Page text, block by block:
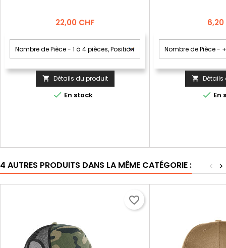
Prix
22,00 CHF
 Détails du produit
 En stock
Prix
6,20
 Détails
 En
4 AUTRES PRODUITS DANS LA MÊME CATÉGORIE : >
<
favorite_border